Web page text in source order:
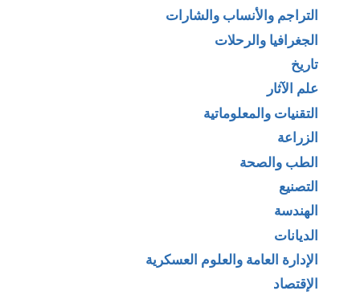
التراجم والأنساب والشارات
الجغرافيا والرحلات
تاريخ
علم الآثار
التقنيات والمعلوماتية
الزراعة
الطب والصحة
التصنيع
الهندسة
الديانات
الإدارة العامة والعلوم العسكرية
الإقتصاد